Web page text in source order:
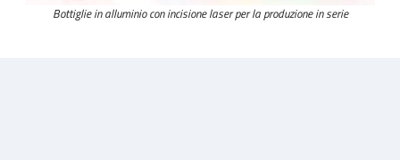
Bottiglie in alluminio con incisione laser per la produzione in serie